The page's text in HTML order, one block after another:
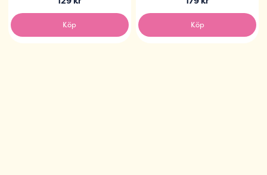
Köp Köp